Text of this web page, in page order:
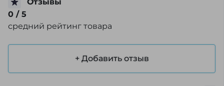
0 / 5
средний рейтинг товара
+ Добавить отзыв